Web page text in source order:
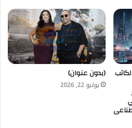
(بدون عنوان)
يوليو 22, 2026